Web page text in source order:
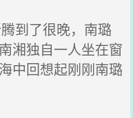
到了很晚，南璐
湘独自一人坐在窗
中回想起刚刚南璐